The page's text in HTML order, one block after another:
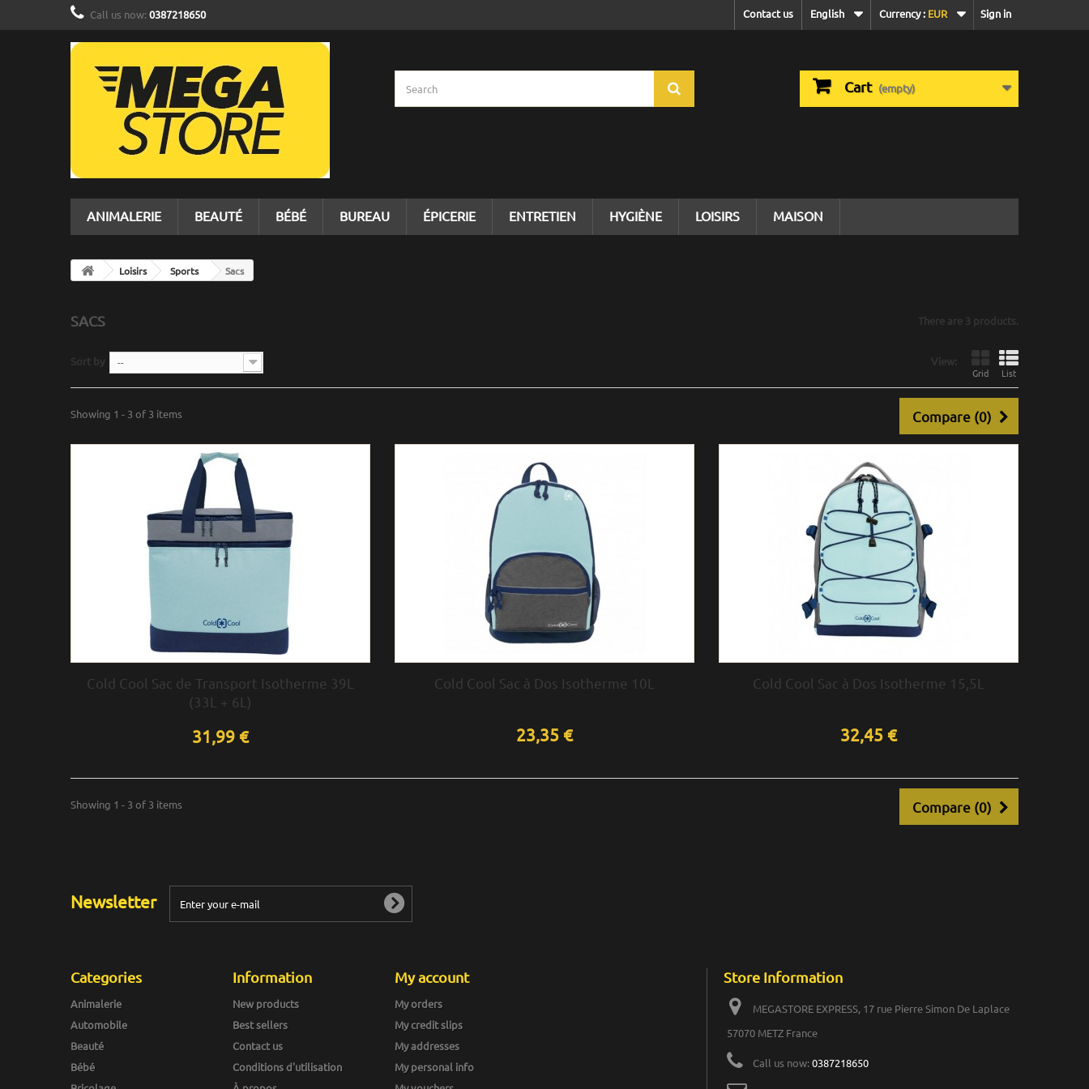
Sign in
Currency : EUR
English
Contact us
Call us now: 0387218650
Cart (empty)
ANIMALERIE BEAUTÉ BÉBÉ BUREAU ÉPICERIE ENTRETIEN HYGIÈNE LOISIRS MAISON
Loisirs Sports Sacs
SACS There are 3 products.
View:
Grid List
Sort by --
Compare (0)
Showing 1 - 3 of 3 items
Cold Cool Sac de Transport Isotherme 39L
(33L + 6L)
31,99 €
Cold Cool Sac à Dos Isotherme 10L
23,35 €
Cold Cool Sac à Dos Isotherme 15,5L
32,45 €
Compare (0)
Showing 1 - 3 of 3 items
Newsletter
Categories
Animalerie
Automobile
Beauté
Bébé
Information
New products
Best sellers
Contact us
Conditions d'utilisation
My account
My orders
My credit slips
My addresses
My personal info
Store Information
MEGASTORE EXPRESS, 17 rue Pierre Simon De Laplace
57070 METZ France
Call us now:0387218650